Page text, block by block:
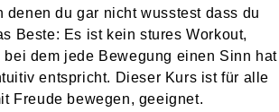
denen du gar nicht wusstest dass du
Beste: Es ist kein stures Workout,
dem jede Bewegung einen Sinn hat
entspricht. Dieser Kurs ist für alle
Freude bewegen, geeignet.